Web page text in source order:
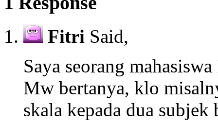
Fitri Said,
Saya seorang
Mw bertanya, klo
skala kepada dua subjek